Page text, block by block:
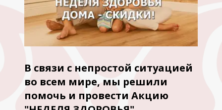
В связи с непростой ситуацией
во всем мире, мы решили
помочь и провести Акцию